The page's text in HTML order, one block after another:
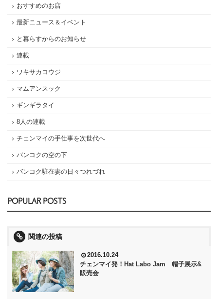
おすすめのお店
最新ニュース＆イベント
と暮らすからのお知らせ
連載
ワキサカコウジ
マムアンスック
ギンギラタイ
8人の連載
チェンマイの手仕事を次世代へ
バンコクの空の下
バンコク駐在妻の日々つれづれ
POPULAR POSTS
関連の投稿
2016.10.24
チェンマイ発！Hat Labo Jam 帽子展示&
販売会